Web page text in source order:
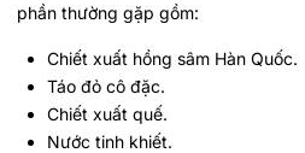
phần thường gặp gồm:
Chiết xuất hồng sâm Hàn Quốc.
Táo đỏ cô đặc.
Chiết xuất quế.
Nước tinh khiết.